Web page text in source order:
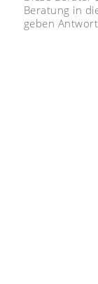
Beratung in
geben